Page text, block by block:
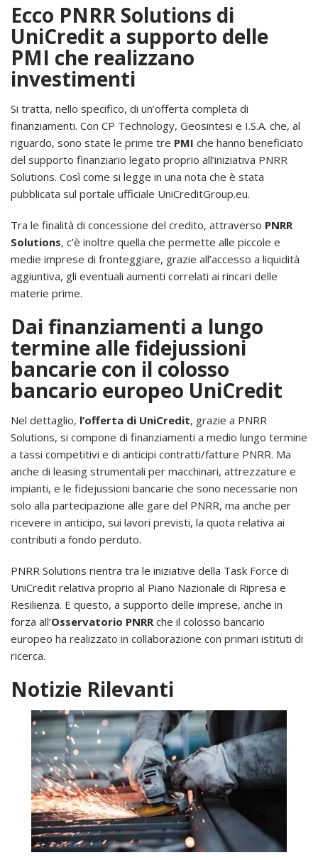
Ecco PNRR Solutions di
UniCredit a supporto delle
PMI che realizzano
investimenti
Si tratta, nello specifico, di un’offerta completa di
finanziamenti. Con CP Technology, Geosintesi e I.S.A. che, al
riguardo, sono state le prime tre PMI che hanno beneficiato
del supporto finanziario legato proprio all’iniziativa PNRR
Solutions. Così come si legge in una nota che è stata
pubblicata sul portale ufficiale UniCreditGroup.eu.
Tra le finalità di concessione del credito, attraverso PNRR
Solutions, c’è inoltre quella che permette alle piccole e
medie imprese di fronteggiare, grazie all’accesso a liquidità
aggiuntiva, gli eventuali aumenti correlati ai rincari delle
materie prime.
Dai finanziamenti a lungo
termine alle fidejussioni
bancarie con il colosso
bancario europeo UniCredit
Nel dettaglio, l’offerta di UniCredit, grazie a PNRR
Solutions, si compone di finanziamenti a medio lungo termine
a tassi competitivi e di anticipi contratti/fatture PNRR. Ma
anche di leasing strumentali per macchinari, attrezzature e
impianti, e le fidejussioni bancarie che sono necessarie non
solo alla partecipazione alle gare del PNRR, ma anche per
ricevere in anticipo, sui lavori previsti, la quota relativa ai
contributi a fondo perduto.
PNRR Solutions rientra tra le iniziative della Task Force di
UniCredit relativa proprio al Piano Nazionale di Ripresa e
Resilienza. E questo, a supporto delle imprese, anche in
forza all’Osservatorio PNRR che il colosso bancario
europeo ha realizzato in collaborazione con primari istituti di
ricerca.
Notizie Rilevanti